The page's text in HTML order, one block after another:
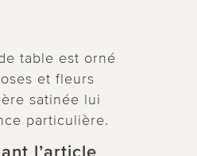
table est orné
et fleurs
satinée lui
particulière.